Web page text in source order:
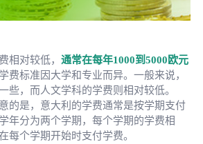
对较低， 通常在每年1000到5000欧元
费标准因大学和专业而异。一般来说，
些，而人文学科的学费则相对较低。
是，意大利的学费通常是按学期支付
年分为两个学期，每个学期的学费相
每个学期开始时支付学费。